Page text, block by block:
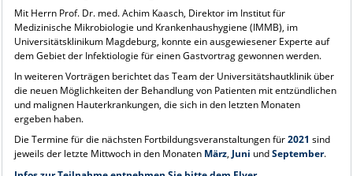
Mit Herrn Prof. Dr. med. Achim Kaasch, Direktor im Institut für
Medizinische Mikrobiologie und Krankenhaushygiene (IMMB), im
Universitätsklinikum Magdeburg, konnte ein ausgewiesener Experte auf
dem Gebiet der Infektiologie für einen Gastvortrag gewonnen werden.
In weiteren Vorträgen berichtet das Team der Universitätshautklinik über
die neuen Möglichkeiten der Behandlung von Patienten mit entzündlichen
und malignen Hauterkrankungen, die sich in den letzten Monaten
ergeben haben.
Die Termine für die nächsten Fortbildungsveranstaltungen für2021 sind
jeweils der letzte Mittwoch in den Monaten März, Juni undSeptember.